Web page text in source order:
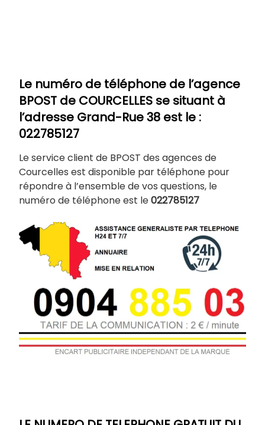
Le numéro de téléphone de l’agence
BPOST de COURCELLES se situant à
l’adresse Grand-Rue 38 est le :
022785127
Le service client de BPOST des agences de
Courcelles est disponible par téléphone pour
répondre à l’ensemble de vos questions, le
numéro de téléphone est le022785127